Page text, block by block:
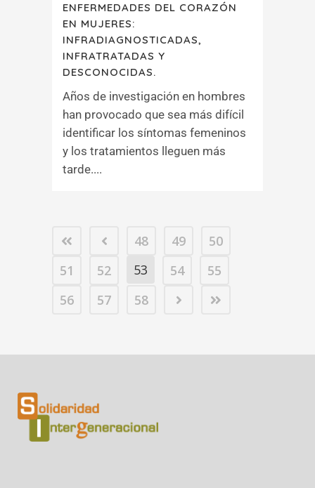
ENFERMEDADES DEL CORAZÓN
EN MUJERES:
INFRADIAGNOSTICADAS,
INFRATRATADAS Y
DESCONOCIDAS.
Años de investigación en hombres
han provocado que sea más difícil
identificar los síntomas femeninos
y los tratamientos lleguen más
tarde....
48 49
50
51
52 53 54
55
56
57 58